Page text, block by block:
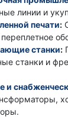
линии и
печати:
станки:
станки и
и